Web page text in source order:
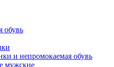
обувь
и непромокаемая обувь
мужские